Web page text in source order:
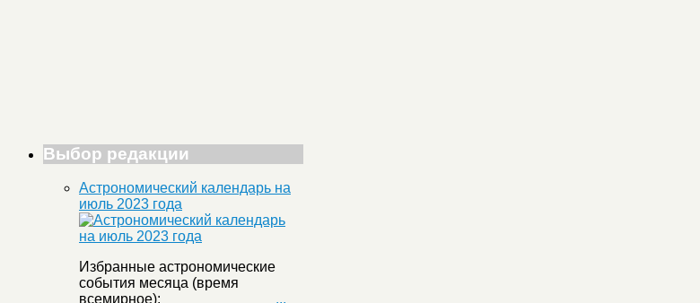
Выбор редакции
Астрономический календарь на
июль 2023 года
Избранные астрономические
события месяца (время
всемирное): ...